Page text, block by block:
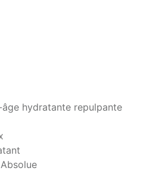
hydratante repulpante